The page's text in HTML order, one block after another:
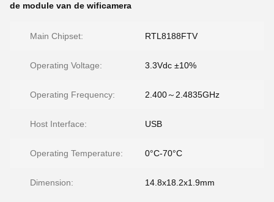
de module van de wificamera
Main Chipset: RTL8188FTV
Operating Voltage: 3.3Vdc ±10%
Operating Frequency: 2.400～2.4835GHz
Host Interface: USB
Operating Temperature: 0°C-70°C
Dimension: 14.8x18.2x1.9mm